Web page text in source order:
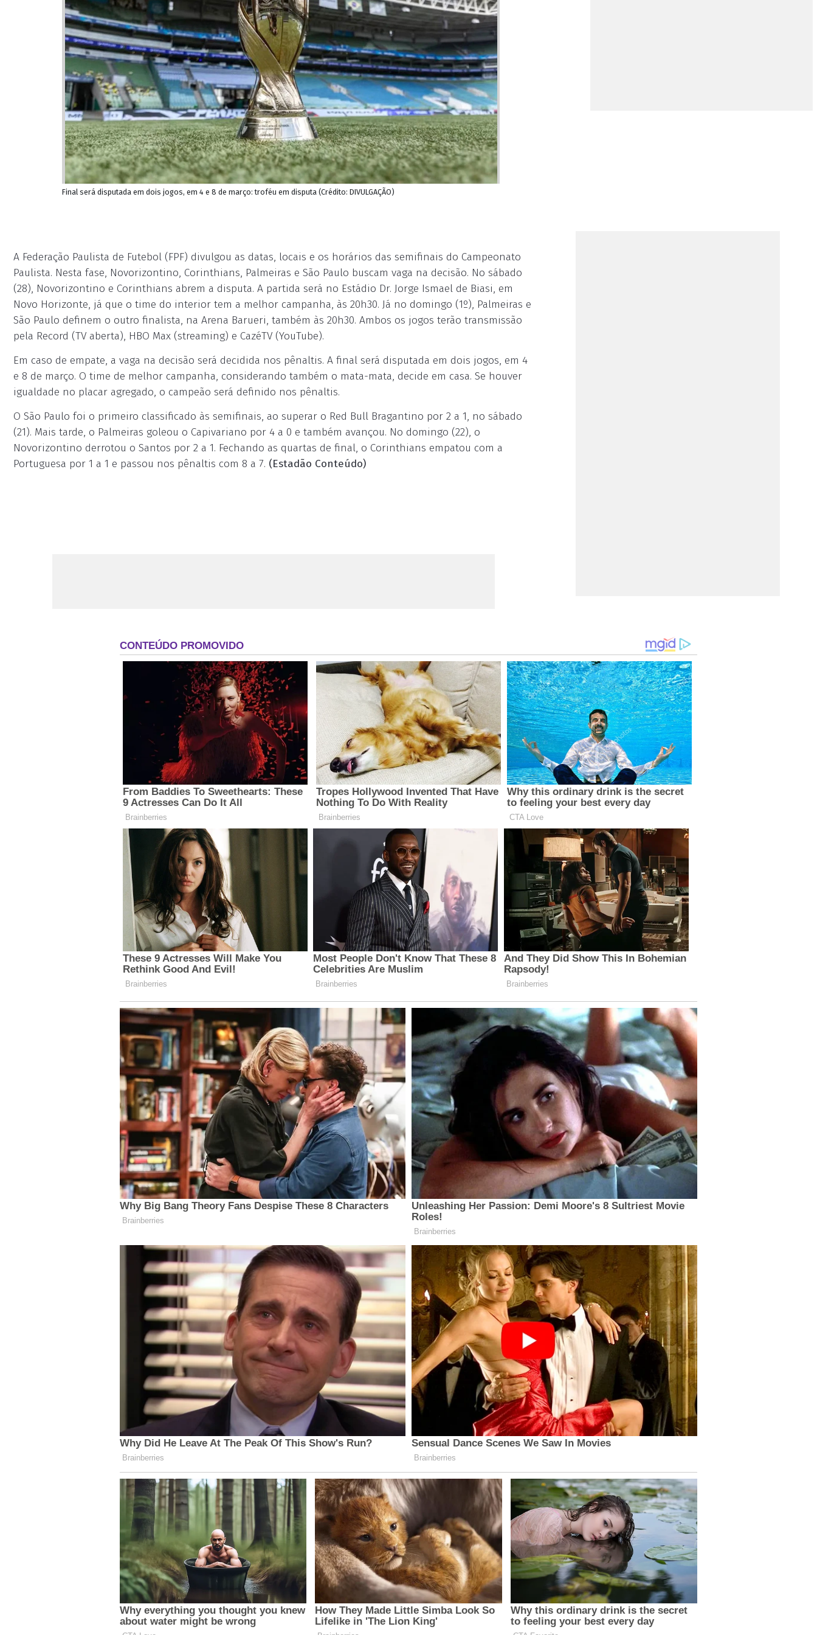
Final será disputada em dois jogos, em 4 e 8 de março: troféu em disputa (Crédito: DIVULGAÇÃO)
A Federação Paulista de Futebol (FPF) divulgou as datas, locais e os horários das semifinais do Campeonato
Paulista. Nesta fase, Novorizontino, Corinthians, Palmeiras e São Paulo buscam vaga na decisão. No sábado
(28), Novorizontino e Corinthians abrem a disputa. A partida será no Estádio Dr. Jorge Ismael de Biasi, em
Novo Horizonte, já que o time do interior tem a melhor campanha, às 20h30. Já no domingo (1º), Palmeiras e
São Paulo definem o outro finalista, na Arena Barueri, também às 20h30. Ambos os jogos terão transmissão
pela Record (TV aberta), HBO Max (streaming) e CazéTV (YouTube).
Em caso de empate, a vaga na decisão será decidida nos pênaltis. A final será disputada em dois jogos, em 4
e 8 de março. O time de melhor campanha, considerando também o mata-mata, decide em casa. Se houver
igualdade no placar agregado, o campeão será definido nos pênaltis.
O São Paulo foi o primeiro classificado às semifinais, ao superar o Red Bull Bragantino por 2 a 1, no sábado
(21). Mais tarde, o Palmeiras goleou o Capivariano por 4 a 0 e também avançou. No domingo (22), o
Novorizontino derrotou o Santos por 2 a 1. Fechando as quartas de final, o Corinthians empatou com a
Portuguesa por 1 a 1 e passou nos pênaltis com 8 a 7. (Estadão Conteúdo)